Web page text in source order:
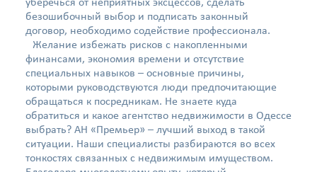
уберечься от неприятных эксцессов, сделать
безошибочный выбор и подписать законный
договор, необходимо содействие профессионала.
Желание избежать рисков с накопленными
финансами, экономия времени и отсутствие
специальных навыков – основные причины,
которыми руководствуются люди предпочитающие
обращаться к посредникам. Не знаете куда
обратиться и какое агентство недвижимости в Одессе
выбрать? АН «Премьер» – лучший выход в такой
ситуации. Наши специалисты разбираются во всех
тонкостях связанных с недвижимым имуществом.